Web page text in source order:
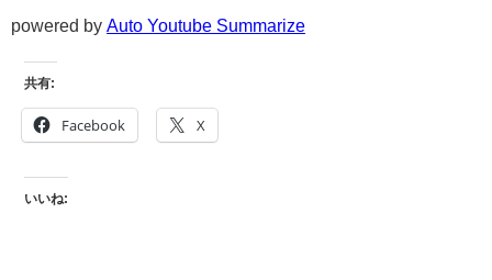
powered by Auto Youtube Summarize
共有:
Facebook X
いいね: